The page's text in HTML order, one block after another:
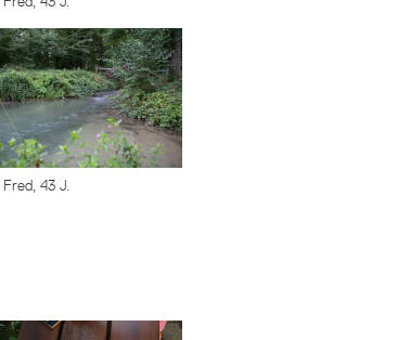
Fred, 43 J.